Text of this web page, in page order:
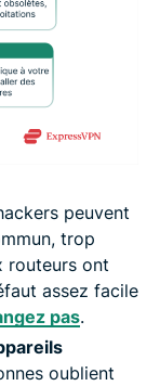
peuvent
trop
routeurs ont
assez facile
pas.
oublient